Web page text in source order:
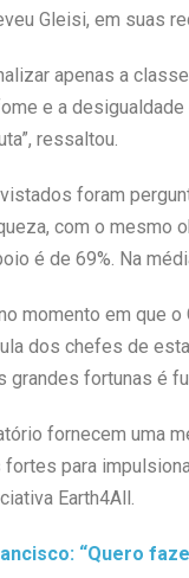
Gleisi, em suas
apenas a
e a
ressaltou.
foram
com o mesmo
é de 69%. Na
momento em que
dos chefes de
grandes fortunas é
fornecem uma
para
Earth4All.
“Quero